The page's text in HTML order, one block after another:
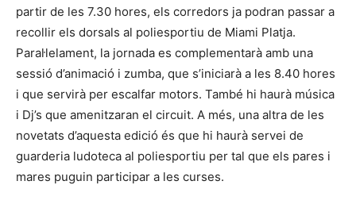
partir de les 7.30 hores, els corredors ja podran passar a
recollir els dorsals al poliesportiu de Miami Platja.
Paral·lelament, la jornada es complementarà amb una
sessió d’animació i zumba, que s’iniciarà a les 8.40 hores
i que servirà per escalfar motors. També hi haurà música
i Dj’s que amenitzaran el circuit. A més, una altra de les
novetats d’aquesta edició és que hi haurà servei de
guarderia ludoteca al poliesportiu per tal que els pares i
mares puguin participar a les curses.